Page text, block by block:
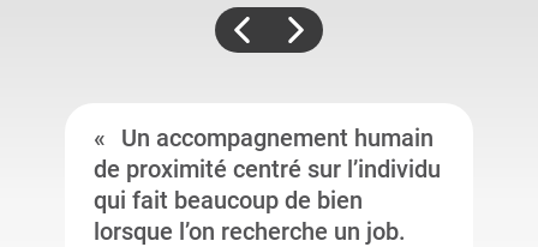
Un accompagnement humain
de proximité centré sur l’individu
qui fait beaucoup de bien
lorsque l’on recherche un job.